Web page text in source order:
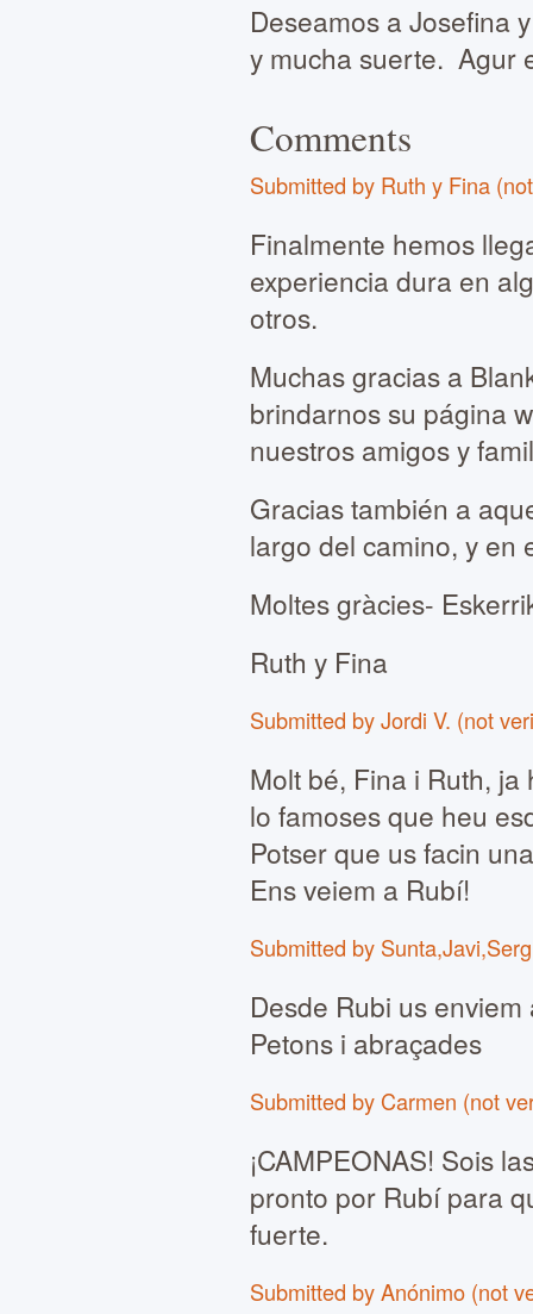
Deseamos a Josefina
y mucha suerte. Agur
Comments
Submitted by Ruth y Fina
Finalmente hemos
experiencia dura en
otros.
Muchas gracias a
brindarnos su página
nuestros amigos y
Gracias también a
largo del camino, y en
Moltes gràcies-
Ruth y Fina
Submitted by Jordi V. (not
Molt bé, Fina i Ruth,
lo famoses que heu
Potser que us facin
Ens veiem a Rubí!
Submitted by
Desde Rubi us
Petons i abraçades
Submitted by Carmen (not
¡CAMPEONAS! Sois
pronto por Rubí para
fuerte.
Submitted by Anónimo (not